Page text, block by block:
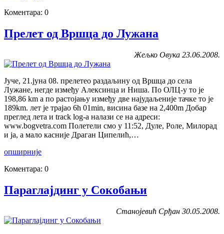
Коментара: 0
Прелет од Вршца до Лужана
Жељко Овука 23.06.2008.
Јуче, 21.јуна 08. прелетео раздаљину од Вршца до села
Лужане, негде између Алексинца и Ниша. По ОЛЦ-у то је
198,86 km а по растојању између две најудаљеније тачке то је
189km. лет је трајао 6h 01min, висина базе на 2,400m Добар
преглед лета и track log-а налази се на адреси:
www.bogvetra.com Полетели смо у 11:52, Дуле, Роле, Милорад
и ја, а мало касније Драган Ципелић,…
опширније
Коментара: 0
Параглајдинг у Сокобањи
Станојевић Срђан 30.05.2008.